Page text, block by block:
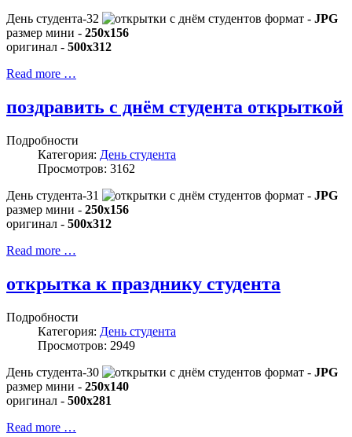
День студента-32
формат - JPG
размер мини - 250x156
оригинал - 500x312
Read more …
поздравить с днём студента открыткой
Подробности
Категория: День студента
Просмотров: 3162
День студента-31
формат - JPG
размер мини - 250x156
оригинал - 500x312
Read more …
открытка к празднику студента
Подробности
Категория: День студента
Просмотров: 2949
День студента-30
формат - JPG
размер мини - 250x140
оригинал - 500x281
Read more …